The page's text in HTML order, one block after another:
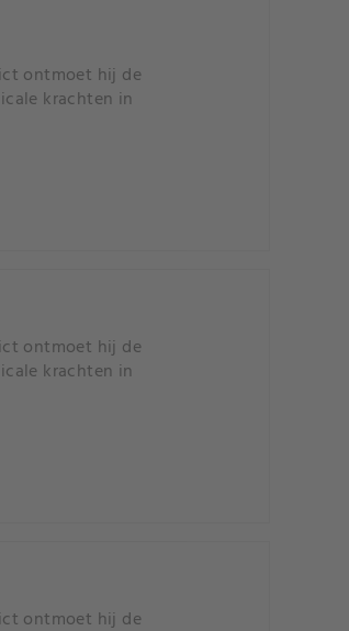
ontmoet hij de
krachten in
ontmoet hij de
krachten in
ontmoet hij de